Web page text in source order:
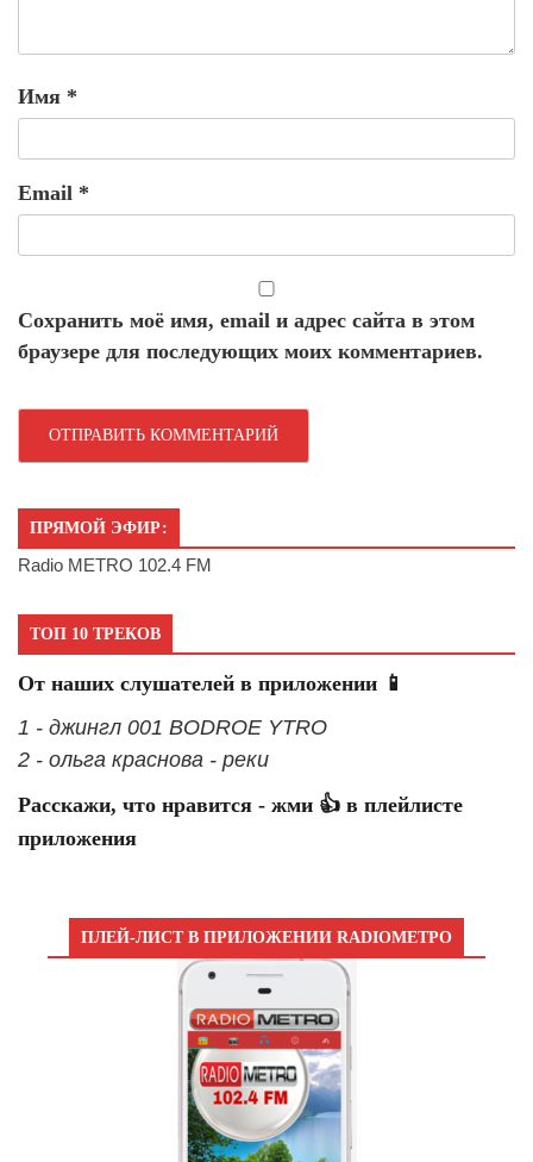
Имя *
Email *
Сохранить моё имя, email и адрес сайта в этом
браузере для последующих моих комментариев.
ПРЯМОЙ ЭФИР:
Radio METRO 102.4 FM
ТОП 10 ТРЕКОВ
От наших слушателей в приложении 📱
1 - джингл 001 BODROE YTRO
2 - ольга краснова - реки
Расскажи, что нравится - жми 👍 в плейлисте
приложения
ПЛЕЙ-ЛИСТ В ПРИЛОЖЕНИИ RADIOМЕТРО